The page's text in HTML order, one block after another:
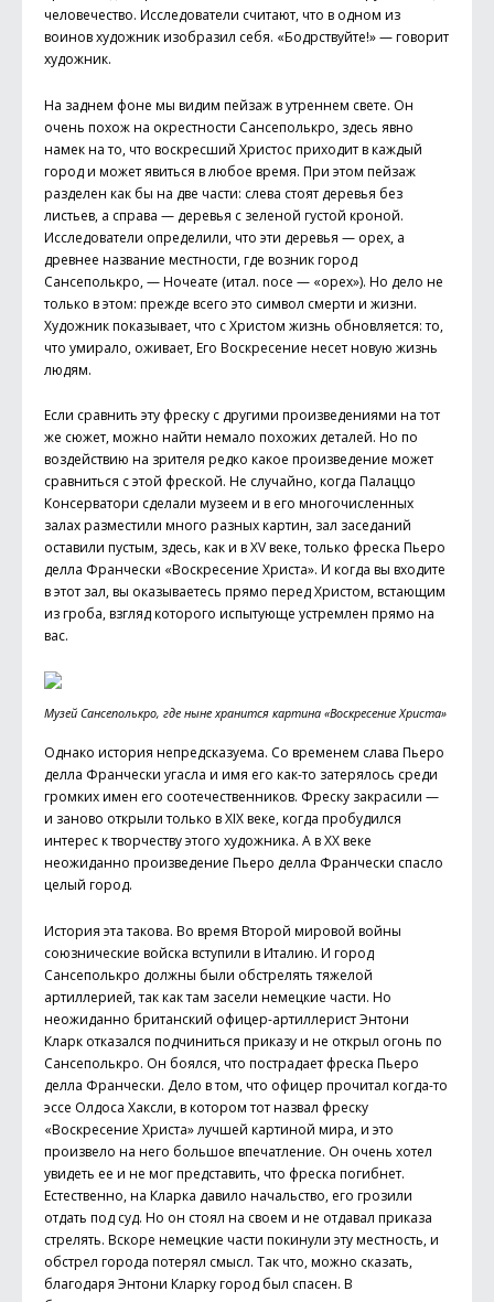
человечество. Исследователи считают, что в одном из
воинов художник изобразил себя. «Бодрствуйте!» — говорит
художник.
На заднем фоне мы видим пейзаж в утреннем свете. Он
очень похож на окрестности Сансеполькро, здесь явно
намек на то, что воскресший Христос приходит в каждый
город и может явиться в любое время. При этом пейзаж
разделен как бы на две части: слева стоят деревья без
листьев, а справа — деревья с зеленой густой кроной.
Исследователи определили, что эти деревья — орех, а
древнее название местности, где возник город
Сансеполькро, — Но­чеате (итал. noce — «орех»). Но дело не
только в этом: прежде всего это символ смерти и жизни.
Художник показывает, что с Христом жизнь обновляется: то,
что умирало, оживает, Его Воскресение несет новую жизнь
людям.
Если сравнить эту фреску с другими произведениями на тот
же сюжет, можно найти немало похожих деталей. Но по
воздействию на зрителя редко какое произведение может
сравниться с этой фреской. Не случайно, когда Палаццо
Консерватори сделали музеем и в его многочисленных
залах разместили много разных картин, зал заседаний
оставили пустым, здесь, как и в XV веке, только фреска Пьеро
делла Франчески «Воскресение Христа». И когда вы входите
в этот зал, вы оказываетесь прямо перед Христом, вста­ющим
из гроба, взгляд которого испытующе устремлен прямо на
вас.
Музей Сансеполькро, где ныне хранится картина «Воскресение Христа»
Однако история непредсказуема. Со временем слава Пьеро
делла Франчески угасла и имя его как-то затерялось среди
громких имен его соотечественников. Фреску закрасили —
и заново открыли только в XIX веке, когда пробудился
интерес к творчеству этого художника. А в ХХ веке
неожиданно произведение Пьеро делла Франчески спасло
целый город.
История эта такова. Во время Второй мировой войны
союзнические войска вступили в Италию. И город
Сансеполькро должны были обстрелять тяжелой
артиллерией, так как там засели немецкие части. Но
неожиданно британский офицер-артиллерист Энтони
Кларк отказался подчиниться приказу и не открыл огонь по
Сансеполькро. Он боялся, что пострадает фреска Пьеро
делла Франчески. Дело в том, что офицер прочитал когда-то
эссе Олдоса Хаксли, в котором тот назвал фреску
«Воскресение Христа» лучшей картиной мира, и это
произвело на него большое впечатление. Он очень хотел
увидеть ее и не мог представить, что фреска погибнет.
Естественно, на Кларка давило начальство, его грозили
отдать под суд. Но он стоял на своем и не отдавал приказа
стрелять. Вскоре немецкие части покинули эту местность, и
обстрел города потерял смысл. Так что, можно сказать,
благодаря Энтони Кларку город был спасен. В